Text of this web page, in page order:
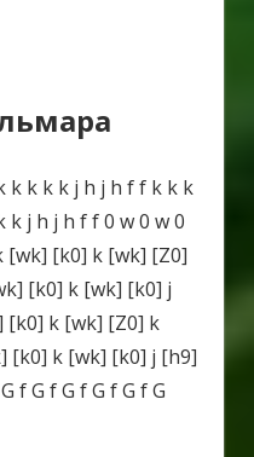
k k k k j h j h f f k k k
k j h j h f f 0 w 0 w 0
[wk] [k0] k [wk] [Z0]
[k0] k [wk] [k0] j
[k0] k [wk] [Z0] k
[k0] k [wk] [k0] j [h9]
f G f G f G f G f G